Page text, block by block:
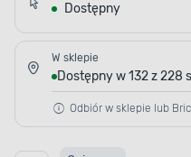
Dostępny
W sklepie
Dostępny w 132 z 228
Odbiór w sklepie lub